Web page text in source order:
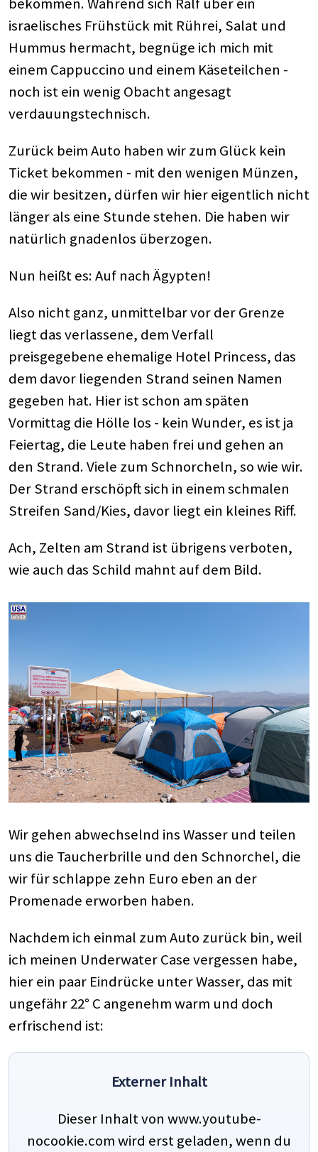
bekommen. Während sich Ralf über ein
israelisches Frühstück mit Rührei, Salat und
Hummus hermacht, begnüge ich mich mit
einem Cappuccino und einem Käseteilchen -
noch ist ein wenig Obacht angesagt
verdauungstechnisch.
Zurück beim Auto haben wir zum Glück kein
Ticket bekommen - mit den wenigen Münzen,
die wir besitzen, dürfen wir hier eigentlich nicht
länger als eine Stunde stehen. Die haben wir
natürlich gnadenlos überzogen.
Nun heißt es: Auf nach Ägypten!
Also nicht ganz, unmittelbar vor der Grenze
liegt das verlassene, dem Verfall
preisgegebene ehemalige Hotel Princess, das
dem davor liegenden Strand seinen Namen
gegeben hat. Hier ist schon am späten
Vormittag die Hölle los - kein Wunder, es ist ja
Feiertag, die Leute haben frei und gehen an
den Strand. Viele zum Schnorcheln, so wie wir.
Der Strand erschöpft sich in einem schmalen
Streifen Sand/Kies, davor liegt ein kleines Riff.
Ach, Zelten am Strand ist übrigens verboten,
wie auch das Schild mahnt auf dem Bild.
Wir gehen abwechselnd ins Wasser und teilen
uns die Taucherbrille und den Schnorchel, die
wir für schlappe zehn Euro eben an der
Promenade erworben haben.
Nachdem ich einmal zum Auto zurück bin, weil
ich meinen Underwater Case vergessen habe,
hier ein paar Eindrücke unter Wasser, das mit
ungefähr 22° C angenehm warm und doch
erfrischend ist:
Externer Inhalt
Dieser Inhalt von www.youtube-
nocookie.com wird erst geladen, wenn du